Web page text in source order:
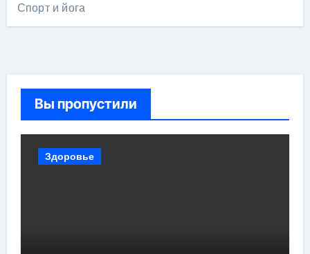
Спорт и йога
Вы пропустили
Здоровье